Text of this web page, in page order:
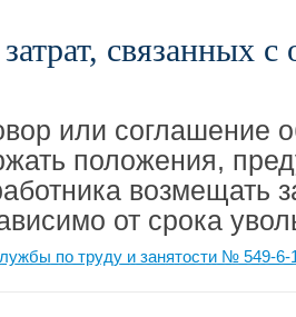
связанных с
или соглашение
положения,
возмещать
от срока
по труду и занятости № 549-6-